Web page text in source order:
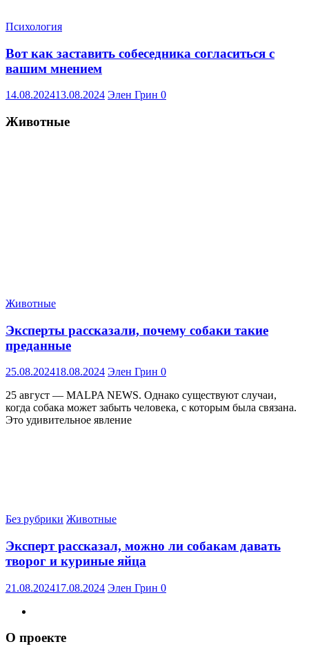
Психология
Вот как заставить собеседника согласиться с
вашим мнением
14.08.202413.08.2024 Элен Грин 0
Животные
Животные
Эксперты рассказали, почему собаки такие
преданные
25.08.202418.08.2024 Элен Грин 0
25 август — MALPA NEWS. Однако существуют случаи,
когда собака может забыть человека, с которым была связана.
Это удивительное явление
Без рубрики Животные
Эксперт рассказал, можно ли собакам давать
творог и куриные яйца
21.08.202417.08.2024 Элен Грин 0
О проекте